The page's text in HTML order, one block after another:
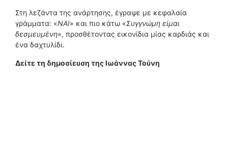
Στη λεζάντα της ανάρτησης, έγραψε με κεφαλαία
γράμματα: «ΝΑΙ» και πιο κάτω «Συγγνώμη είμαι
δεσμευμένη», προσθέτοντας εικονίδια μίας καρδιάς και
ένα δαχτυλίδι.
Δείτε τη δημοσίευση της Ιωάννας Τούνη